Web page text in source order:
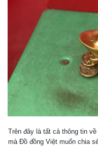
Trên đây là tất cả thông tin
mà Đồ đồng Việt muốn chia